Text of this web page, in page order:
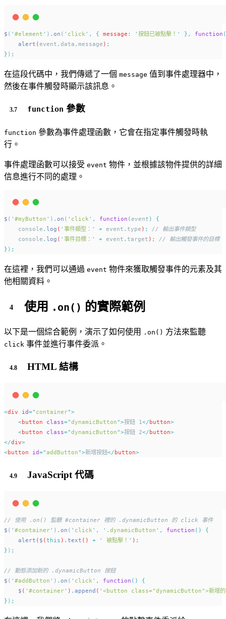
$ ( ' #element ' ) . on ( ' click ' , { message : ' 按鈕已被點擊！ ' }, function (
alert (event . data . message ) ;
} ) ;
在這段代碼中，我們傳遞了一個 message 值到事件處理器中，
然後在事件觸發時顯示該訊息。
function 參數
function 參數為事件處理函數，它會在指定事件觸發時執
行。
事件處理函數可以接受 event 物件，並根據該物件提供的詳細
信息進行不同的處理。
$ ( ' #myButton ' ) . on ( ' click ' , function (event )
{
console . log ( ' 事件類型： ' + event . type ) ;
// 輸出事件類型
console . log ( ' 事件目標： ' + event . target ) ;
// 輸出觸發事件的目標
} ) ;
在這裡，我們可以通過 event 物件來獲取觸發事件的元素及其
他相關資料。
使用 .on() 的實際範例
以下是一個綜合範例，演示了如何使用 .on() 方法來監聽
click 事件並進行事件委派。
HTML 結構
<div id=" container">
<button class="dynamicButton">按鈕 1</ button>
<button class="dynamicButton">按鈕 2</ button>
</div>
<button id="addButton">新增按鈕</ button>
JavaScript 代碼
// 使用 .on() 監聽 #container 裡的 .dynamicButton 的 click 事件
$ ( ' #container' ) . on ( ' click ' , ' .dynamicButton ' , function ()
{
alert ( $ (this ) . text () + ' 被點擊！ ' ) ;
} ) ;
// 動態添加新的 .dynamicButton 按鈕
$ ( ' #addButton ' ) . on ( ' click ' , function ()
{
$ ( ' #container' ) . append ( ' <button class="dynamicButton">新增
} ) ;